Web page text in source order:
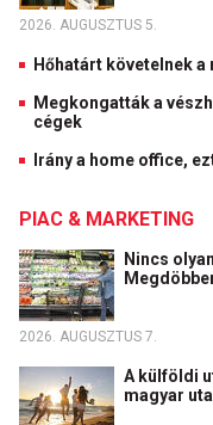
2026. AUGUSZTUS 5.
Hőhatárt követelnek a
Megkongatták a
cégek
Irány a home office,
PIAC & MARKETING
Nincs
2026. AUGUSZTUS 7.
A külföldi
magyar